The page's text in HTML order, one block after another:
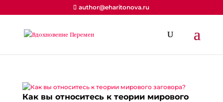
author@eharitonova.ru
Как вы относитесь к теории мирового